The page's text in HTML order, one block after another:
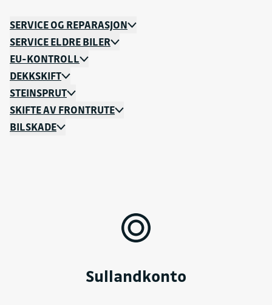
SERVICE OG REPARASJON
SERVICE ELDRE BILER
EU-KONTROLL
DEKKSKIFT
STEINSPRUT
SKIFTE AV FRONTRUTE
BILSKADE
Sullandkonto